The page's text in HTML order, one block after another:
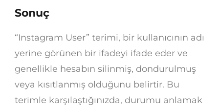
Sonuç
“Instagram User” terimi, bir kullanıcının adı
yerine görünen bir ifadeyi ifade eder ve
genellikle hesabın silinmiş, dondurulmuş
veya kısıtlanmış olduğunu belirtir. Bu
terimle karşılaştığınızda, durumu anlamak